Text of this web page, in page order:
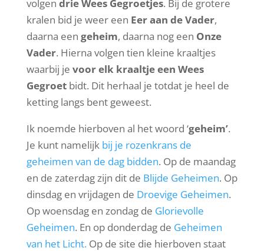
volgen drie Wees Gegroetjes. Bij de grotere
kralen bid je weer een Eer aan de Vader,
daarna een geheim, daarna nog een Onze
Vader. Hierna volgen tien kleine kraaltjes
waarbij je voor elk kraaltje een Wees
Gegroetbidt. Dit herhaal je totdat je heel de
ketting langs bent geweest.
Ik noemde hierboven al het woord ‘geheim’.
Je kunt namelijk bij je rozenkrans de
geheimen van de dag bidden. Op de maandag
en de zaterdag zijn dit de Blijde Geheimen. Op
dinsdag en vrijdagen de Droevige Geheimen.
Op woensdag en zondag de Glorievolle
Geheimen. En op donderdag de Geheimen
van het Licht.Op de site die hierboven staat